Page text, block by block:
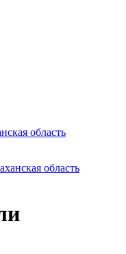
область
область